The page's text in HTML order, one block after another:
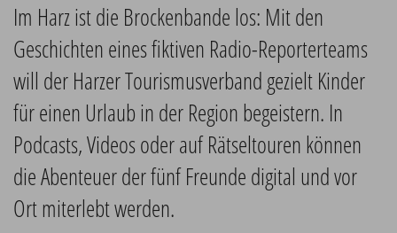
Im Harz ist die Brockenbande los: Mit den
Geschichten eines fiktiven Radio-Reporterteams
will der Harzer Tourismusverband gezielt Kinder
für einen Urlaub in der Region begeistern. In
Podcasts, Videos oder auf Rätseltouren können
die Abenteuer der fünf Freunde digital und vor
Ort miterlebt werden.